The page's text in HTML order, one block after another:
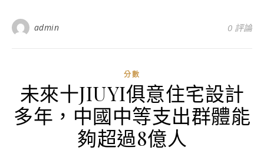
admin 0 評論
分數
未來十JIUYI俱意住宅設計
多年，中國中等支出群體能
夠超過8億人